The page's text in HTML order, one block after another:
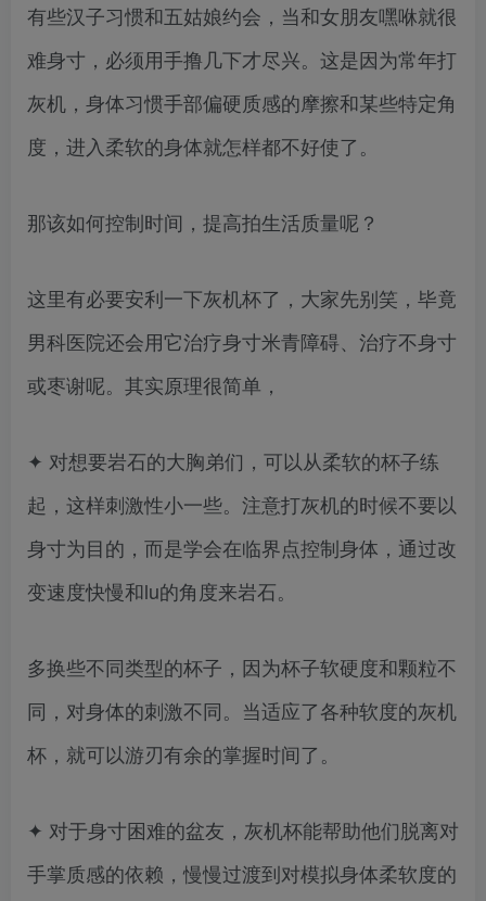
有些汉子习惯和五姑娘约会，当和女朋友嘿咻就很
难身寸，必须用手撸几下才尽兴。这是因为常年打
灰机，身体习惯手部偏硬质感的摩擦和某些特定角
度，进入柔软的身体就怎样都不好使了。
那该如何控制时间，提高拍生活质量呢？
这里有必要安利一下灰机杯了，大家先别笑，毕竟
男科医院还会用它治疗身寸米青障碍、治疗不身寸
或枣谢呢。其实原理很简单，
✦ 对想要岩石的大胸弟们，可以从柔软的杯子练
起，这样刺激性小一些。注意打灰机的时候不要以
身寸为目的，而是学会在临界点控制身体，通过改
变速度快慢和lu的角度来岩石。
多换些不同类型的杯子，因为杯子软硬度和颗粒不
同，对身体的刺激不同。当适应了各种软度的灰机
杯，就可以游刃有余的掌握时间了。
✦ 对于身寸困难的盆友，灰机杯能帮助他们脱离对
手掌质感的依赖，慢慢过渡到对模拟身体柔软度的